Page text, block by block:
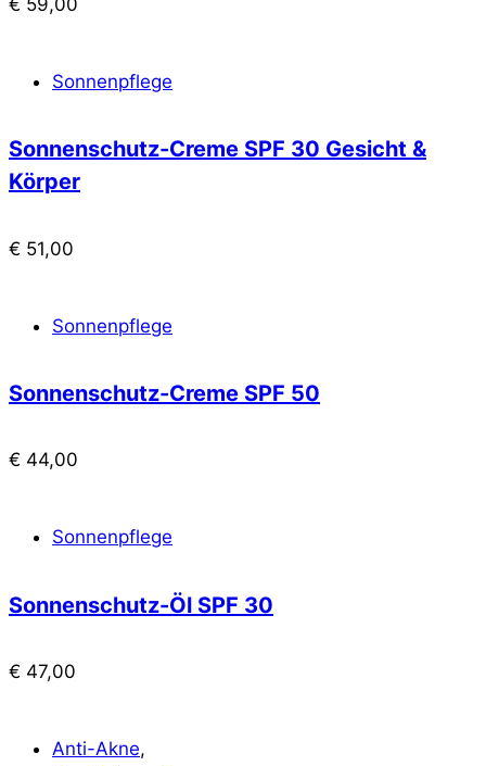
Sonnenpflege
Sonnenschutz-Creme SPF 30 Gesicht &
Körper
€ 51,00
Sonnenpflege
Sonnenschutz-Creme SPF 50
€ 44,00
Sonnenpflege
Sonnenschutz-Öl SPF 30
€ 47,00
Anti-Akne,